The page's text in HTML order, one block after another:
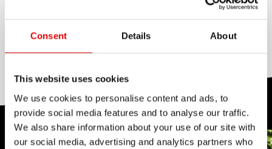
Consent Details About
This website uses cookies
We use cookies to personalise content and ads, to
provide social media features and to analyse our traffic.
We also share information about your use of our site with
our social media, advertising and analytics partners who
MATÉRIEL